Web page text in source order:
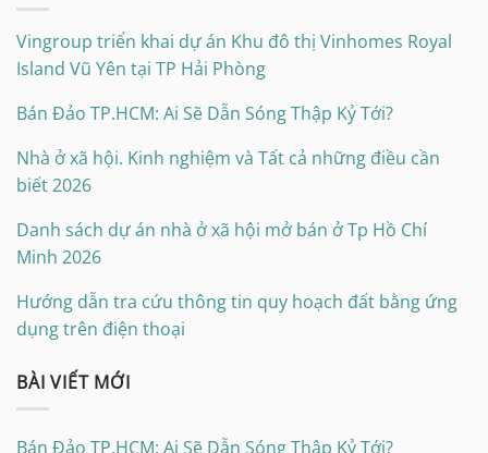
Vingroup triển khai dự án Khu đô thị Vinhomes Royal
Island Vũ Yên tại TP Hải Phòng
Bán Đảo TP.HCM: Ai Sẽ Dẫn Sóng Thập Kỷ Tới?
Nhà ở xã hội. Kinh nghiệm và Tất cả những điều cần
biết 2026
Danh sách dự án nhà ở xã hội mở bán ở Tp Hồ Chí
Minh 2026
Hướng dẫn tra cứu thông tin quy hoạch đất bằng ứng
dụng trên điện thoại
BÀI VIẾT MỚI
Bán Đảo TP.HCM: Ai Sẽ Dẫn Sóng Thập Kỷ Tới?